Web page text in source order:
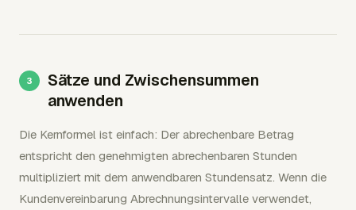
Sätze und Zwischensummen
anwenden
Die Kernformel ist einfach: Der abrechenbare Betrag
entspricht den genehmigten abrechenbaren Stunden
multipliziert mit dem anwendbaren Stundensatz. Wenn die
Kundenvereinbarung Abrechnungsintervalle verwendet,